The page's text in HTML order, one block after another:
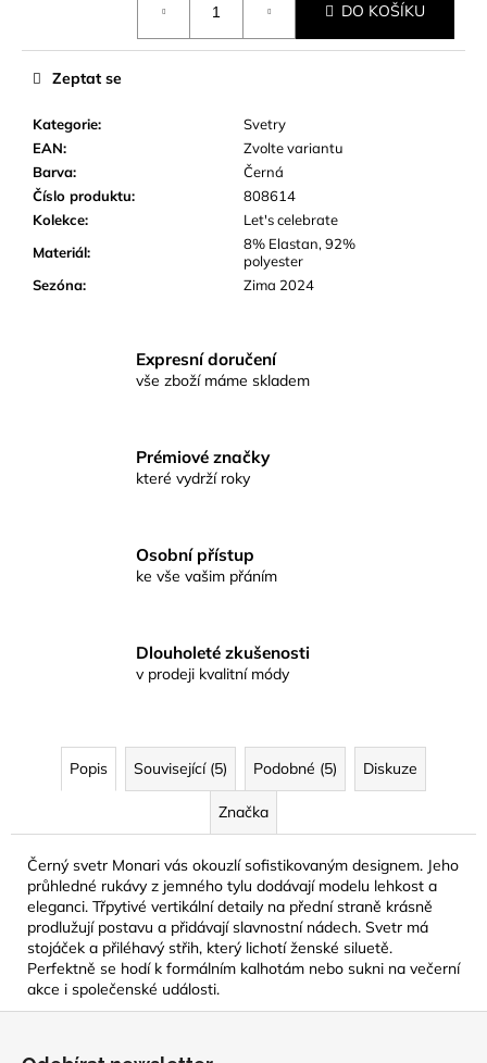
DO KOŠÍKU
Kategorie:
Svetry
EAN:
Zvolte variantu
Barva:
Černá
Číslo produktu:
808614
Kolekce:
Let's celebrate
Materiál:
8% Elastan, 92%
polyester
Sezóna: Zima 2024
Zeptat se
Expresní doručení
vše zboží máme skladem
Prémiové značky
které vydrží roky
Osobní přístup
ke vše vašim přáním
Dlouholeté zkušenosti
v prodeji kvalitní módy
Popis Související (5) Podobné (5) Diskuze
Značka
Černý svetr Monari vás okouzlí sofistikovaným designem. Jeho
průhledné rukávy z jemného tylu dodávají modelu lehkost a
eleganci. Třpytivé vertikální detaily na přední straně krásně
prodlužují postavu a přidávají slavnostní nádech. Svetr má
stojáček a přiléhavý střih, který lichotí ženské siluetě.
Perfektně se hodí k formálním kalhotám nebo sukni na večerní
akce i společenské události.
j
e
m
e